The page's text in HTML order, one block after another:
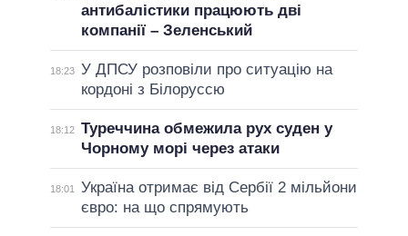
антибалістики працюють дві
компанії – Зеленський
18:23 У ДПСУ розповіли про ситуацію на
кордоні з Білоруссю
18:12 Туреччина обмежила рух суден у
Чорному морі через атаки
18:01
Україна отримає від Сербії 2 мільйони
євро: на що спрямують